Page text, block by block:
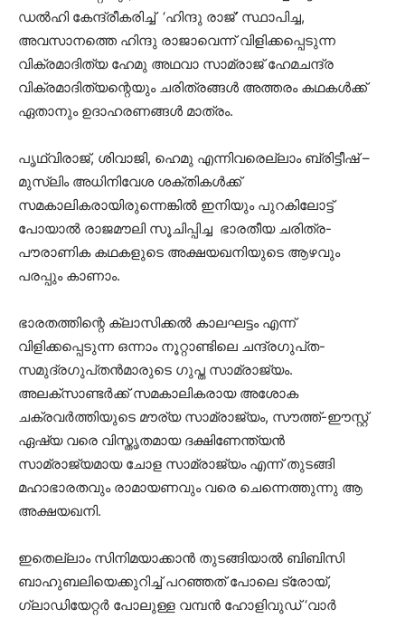
ഡൽഹി കേന്ദ്രീകരിച്ച് ‘ഹിന്ദു രാജ്’ സ്ഥാപിച്ച,
അവസാനത്തെ ഹിന്ദു രാജാവെന്ന് വിളിക്കപ്പെടുന്ന
വിക്രമാദിത്യ ഹേമു അഥവാ സാമ്രാജ് ഹേമചന്ദ്ര
വിക്രമാദിത്യന്റെയും ചരിത്രങ്ങൾ അത്തരം കഥകൾക്ക്
ഏതാനും ഉദാഹരണങ്ങൾ മാത്രം.
പൃഥ്വിരാജ്, ശിവാജി, ഹെമു എന്നിവരെല്ലാം ബ്രിട്ടീഷ് –
മുസ്ലിം അധിനിവേശ ശക്തികൾക്ക്
സമകാലികരായിരുന്നെങ്കിൽ ഇനിയും പുറകിലോട്ട്
പോയാൽ രാജമൗലി സൂചിപ്പിച്ച ഭാരതീയ ചരിത്ര-
പൗരാണിക കഥകളുടെ അക്ഷയഖനിയുടെ ആഴവും
പരപ്പും കാണാം.
ഭാരതത്തിന്റെ ക്ലാസിക്കൽ കാലഘട്ടം എന്ന്
വിളിക്കപ്പെടുന്ന ഒന്നാം നൂറ്റാണ്ടിലെ ചന്ദ്രഗുപ്‌ത-
സമുദ്രഗുപ്‌തൻമാരുടെ ഗുപ്ത സാമ്രാജ്യം.
അലക്‌സാണ്ടർക്ക് സമകാലികരായ അശോക
ചക്രവർത്തിയുടെ മൗര്യ സാമ്രാജ്യം, സൗത്ത്-ഈസ്റ്റ്
ഏഷ്യ വരെ വിസ്തൃതമായ ദക്ഷിണേന്ത്യൻ
സാമ്രാജ്യമായ ചോള സാമ്രാജ്യം എന്ന് തുടങ്ങി
മഹാഭാരതവും രാമായണവും വരെ ചെന്നെത്തുന്നു ആ
അക്ഷയഖനി.
ഇതെല്ലാം സിനിമയാക്കാൻ തുടങ്ങിയാൽ ബിബിസി
ബാഹുബലിയെക്കുറിച്ച് പറഞ്ഞത് പോലെ ട്രോയ്,
ഗ്ലാഡിയേറ്റർ പോലുള്ള വമ്പൻ ഹോളിവുഡ് ‘വാർ